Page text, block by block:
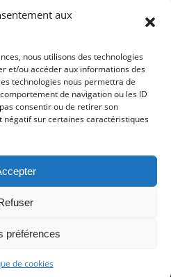
aux
nous utilisons des technologies
et/ou accéder aux informations des
technologies nous permettra de
de navigation ou les ID
consentir ou de retirer son
sur certaines caractéristiques
préférences
de cookies